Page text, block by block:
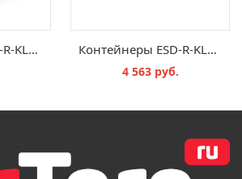
Контейнеры ESD-R-KLT 4315 Контейнеры ESD-R-KLT 6415
4 563 руб.